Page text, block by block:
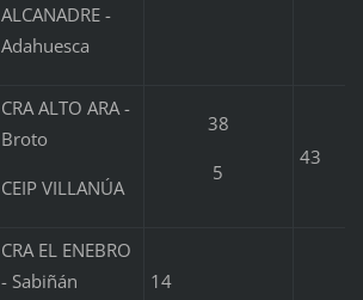
ALCANADRE -
Adahuesca
CRA ALTO ARA -
Broto
CEIP VILLANÚA
38
5
43
CRA EL ENEBRO
- Sabiñán
14